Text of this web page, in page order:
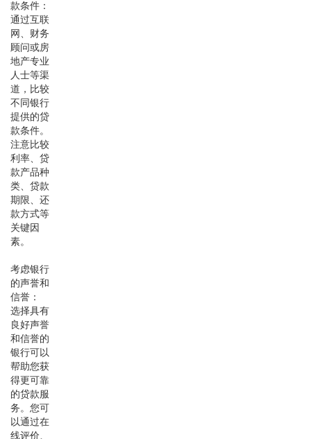
款条件：
通过互联
网、财务
顾问或房
地产专业
人士等渠
道，比较
不同银行
提供的贷
款条件。
注意比较
利率、贷
款产品种
类、贷款
期限、还
款方式等
关键因
素。
考虑银行
的声誉和
信誉：
选择具有
良好声誉
和信誉的
银行可以
帮助您获
得更可靠
的贷款服
务。您可
以通过在
线评价、